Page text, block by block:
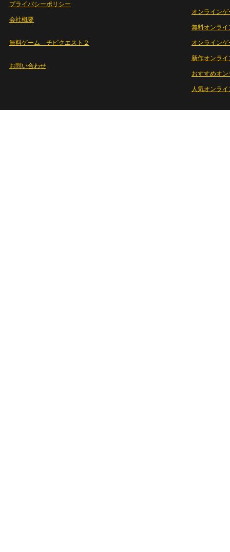
プライバシーポリシー
会社概要
無料ゲーム チビクエスト２
お問い合わせ
オンラインゲ
無料オンライ
オンライン
新作オンライ
おすすめオ
人気オンラ